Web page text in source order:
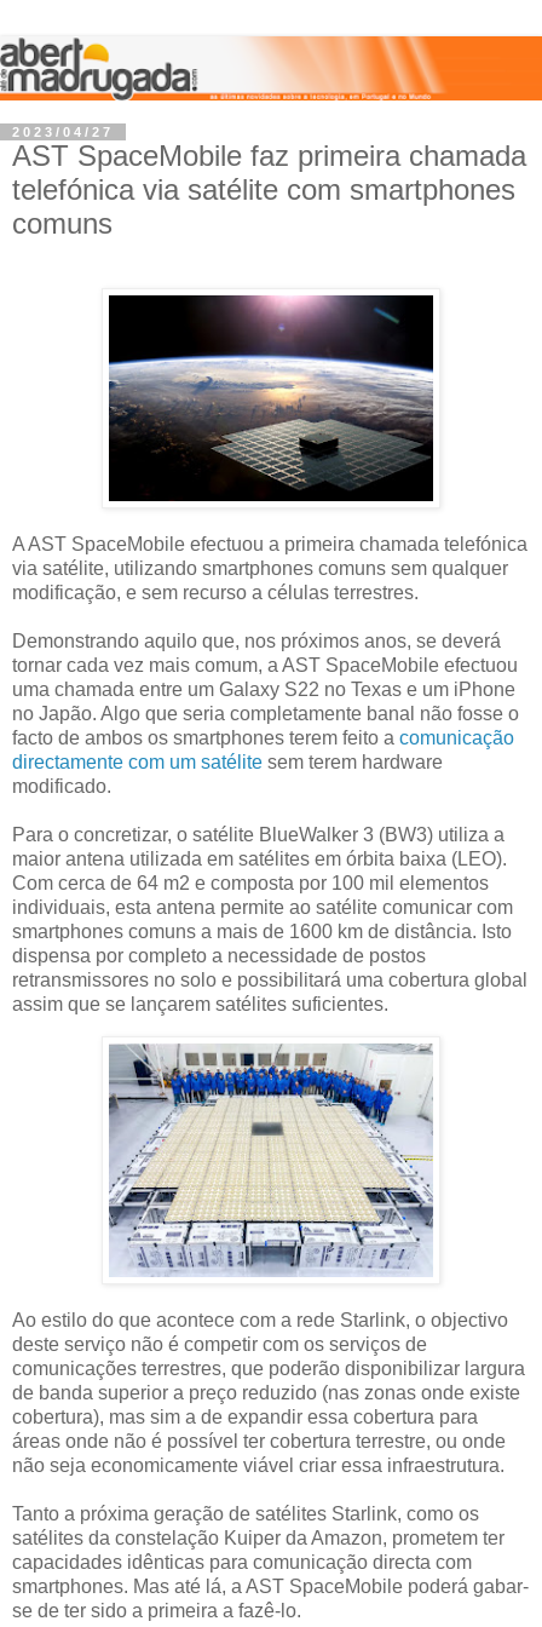
2023/04/27
AST SpaceMobile faz primeira chamada
telefónica via satélite com smartphones
comuns
A AST SpaceMobile efectuou a primeira chamada telefónica
via satélite, utilizando smartphones comuns sem qualquer
modificação, e sem recurso a células terrestres.
Demonstrando aquilo que, nos próximos anos, se deverá
tornar cada vez mais comum, a AST SpaceMobile efectuou
uma chamada entre um Galaxy S22 no Texas e um iPhone
no Japão. Algo que seria completamente banal não fosse o
facto de ambos os smartphones terem feito a comunicação
directamente com um satélite sem terem hardware
modificado.
Para o concretizar, o satélite BlueWalker 3 (BW3) utiliza a
maior antena utilizada em satélites em órbita baixa (LEO).
Com cerca de 64 m2 e composta por 100 mil elementos
individuais, esta antena permite ao satélite comunicar com
smartphones comuns a mais de 1600 km de distância. Isto
dispensa por completo a necessidade de postos
retransmissores no solo e possibilitará uma cobertura global
assim que se lançarem satélites suficientes.
Ao estilo do que acontece com a rede Starlink, o objectivo
deste serviço não é competir com os serviços de
comunicações terrestres, que poderão disponibilizar largura
de banda superior a preço reduzido (nas zonas onde existe
cobertura), mas sim a de expandir essa cobertura para
áreas onde não é possível ter cobertura terrestre, ou onde
não seja economicamente viável criar essa infraestrutura.
Tanto a próxima geração de satélites Starlink, como os
satélites da constelação Kuiper da Amazon, prometem ter
capacidades idênticas para comunicação directa com
smartphones. Mas até lá, a AST SpaceMobile poderá gabar-
se de ter sido a primeira a fazê-lo.